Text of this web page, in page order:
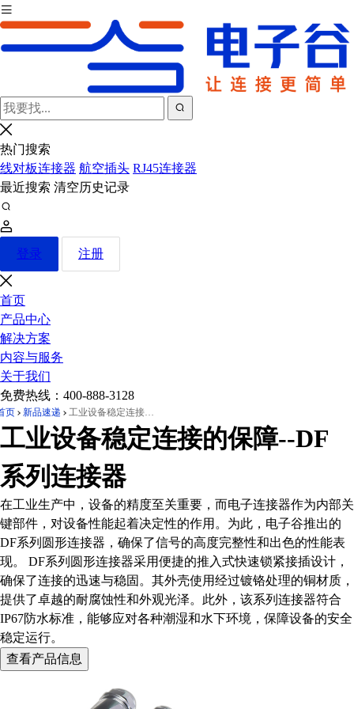
热门搜索
线对板连接器 航空插头 RJ45连接器
最近搜索 清空历史记录
登录 注册
首页
产品中心
解决方案
内容与服务
关于我们
免费热线： 400-888-3128
页 新品速递 工业设备稳定连接的保障--DF系列连接器
工业设备稳定连接的保障--DF
系列连接器
在工业生产中，设备的精度至关重要，而电子连接器作为内部关
键部件，对设备性能起着决定性的作用。为此，电子谷推出的
DF系列圆形连接器，确保了信号的高度完整性和出色的性能表
现。 DF系列圆形连接器采用便捷的推入式快速锁紧接插设计，
确保了连接的迅速与稳固。其外壳使用经过镀铬处理的铜材质，
提供了卓越的耐腐蚀性和外观光泽。此外，该系列连接器符合
IP67防水标准，能够应对各种潮湿和水下环境，保障设备的安全
稳定运行。
查看产品信息